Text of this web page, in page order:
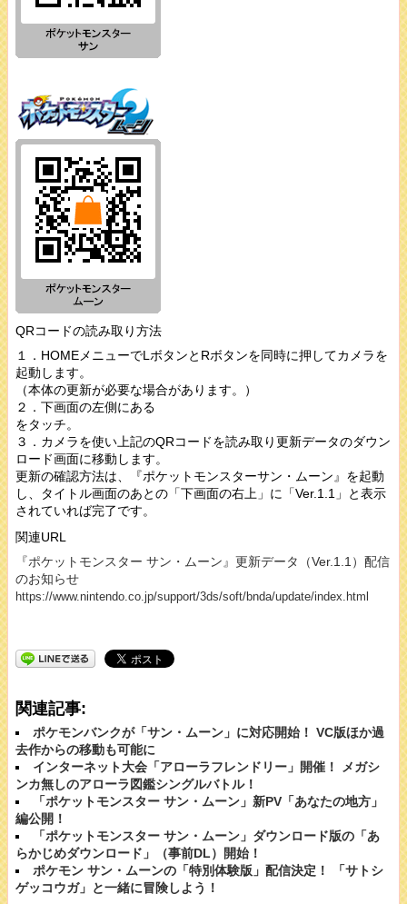
QRコードの読み取り方法
１．HOMEメニューでLボタンとRボタンを同時に押してカメラを
起動します。
（本体の更新が必要な場合があります。）
２．下画面の左側にある
をタッチ。
３．カメラを使い上記のQRコードを読み取り更新データのダウン
ロード画面に移動します。
更新の確認方法は、『ポケットモンスターサン・ムーン』を起動
し、タイトル画面のあとの「下画面の右上」に「Ver.1.1」と表示
されていれば完了です。
関連URL
『ポケットモンスター サン・ムーン』更新データ（Ver.1.1）配信
のお知らせ
https://www.nintendo.co.jp/support/3ds/soft/bnda/update/index.html
関連記事:
ポケモンバンクが「サン・ムーン」に対応開始！ VC版ほか過
去作からの移動も可能に
インターネット大会「アローラフレンドリー」開催！ メガシ
ンカ無しのアローラ図鑑シングルバトル！
「ポケットモンスター サン・ムーン」新PV「あなたの地方」
編公開！
「ポケットモンスター サン・ムーン」ダウンロード版の「あ
らかじめダウンロード」（事前DL）開始！
ポケモン サン・ムーンの「特別体験版」配信決定！ 「サトシ
ゲッコウガ」と一緒に冒険しよう！